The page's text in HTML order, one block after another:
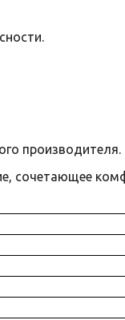
производителя.
сочетающее